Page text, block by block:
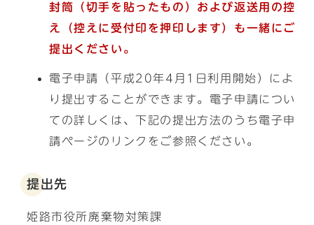
封筒（切手を貼ったもの）および返送用の控
え（控えに受付印を押印します）も一緒にご
提出ください。
電子申請（平成20年4月1日利用開始）によ
り提出することができます。電子申請につい
ての詳しくは、下記の提出方法のうち電子申
請ページのリンクをご参照ください。
提出先
姫路市役所廃棄物対策課